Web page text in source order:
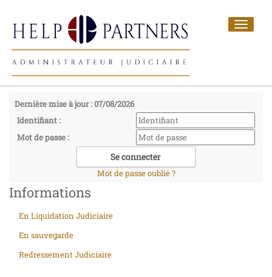
Toggle
Dernière mise à jour : 07/08/2026
Identifiant :
Mot de passe :
Mot de passe oublié ?
Informations
En Liquidation Judiciaire
En sauvegarde
Redressement Judiciaire